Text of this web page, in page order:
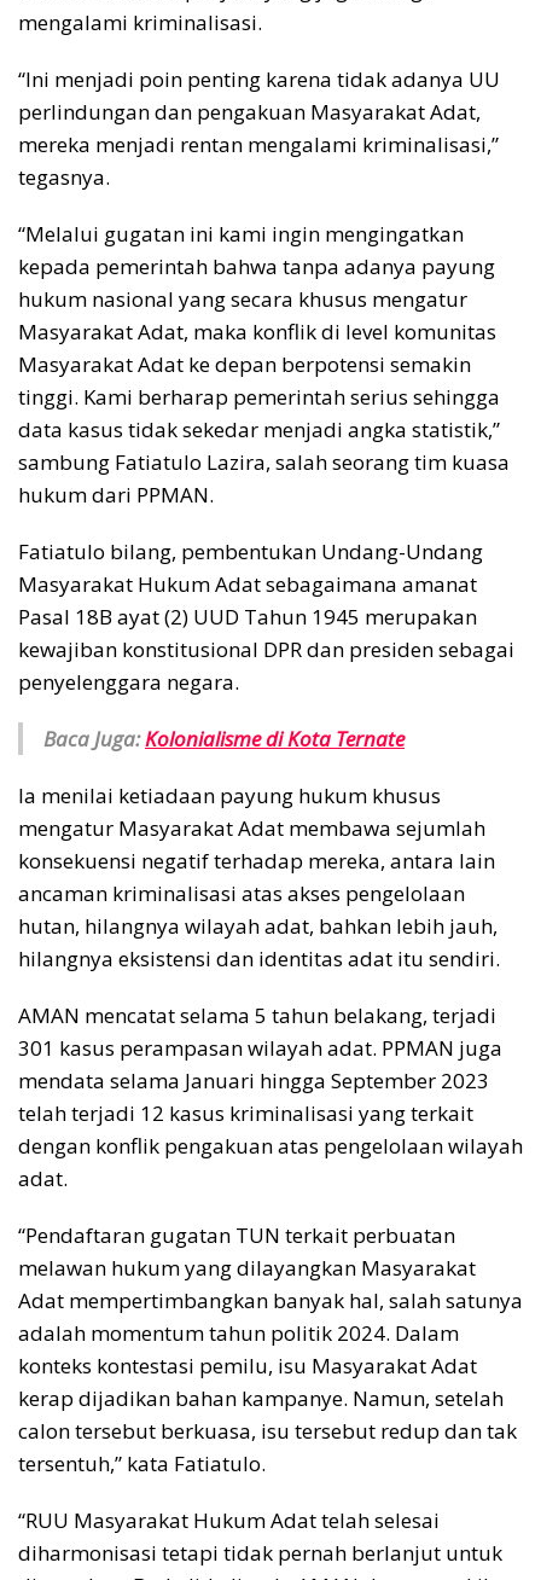
mengalami kriminalisasi.
“Ini menjadi poin penting karena tidak adanya UU
perlindungan dan pengakuan Masyarakat Adat,
mereka menjadi rentan mengalami kriminalisasi,”
tegasnya.
“Melalui gugatan ini kami ingin mengingatkan
kepada pemerintah bahwa tanpa adanya payung
hukum nasional yang secara khusus mengatur
Masyarakat Adat, maka konflik di level komunitas
Masyarakat Adat ke depan berpotensi semakin
tinggi. Kami berharap pemerintah serius sehingga
data kasus tidak sekedar menjadi angka statistik,”
sambung Fatiatulo Lazira, salah seorang tim kuasa
hukum dari PPMAN.
Fatiatulo bilang, pembentukan Undang-Undang
Masyarakat Hukum Adat sebagaimana amanat
Pasal 18B ayat (2) UUD Tahun 1945 merupakan
kewajiban konstitusional DPR dan presiden sebagai
penyelenggara negara.
Baca Juga:Kolonialisme di Kota Ternate
Ia menilai ketiadaan payung hukum khusus
mengatur Masyarakat Adat membawa sejumlah
konsekuensi negatif terhadap mereka, antara lain
ancaman kriminalisasi atas akses pengelolaan
hutan, hilangnya wilayah adat, bahkan lebih jauh,
hilangnya eksistensi dan identitas adat itu sendiri.
AMAN mencatat selama 5 tahun belakang, terjadi
301 kasus perampasan wilayah adat. PPMAN juga
mendata selama Januari hingga September 2023
telah terjadi 12 kasus kriminalisasi yang terkait
dengan konflik pengakuan atas pengelolaan wilayah
adat.
“Pendaftaran gugatan TUN terkait perbuatan
melawan hukum yang dilayangkan Masyarakat
Adat mempertimbangkan banyak hal, salah satunya
adalah momentum tahun politik 2024. Dalam
konteks kontestasi pemilu, isu Masyarakat Adat
kerap dijadikan bahan kampanye. Namun, setelah
calon tersebut berkuasa, isu tersebut redup dan tak
tersentuh,” kata Fatiatulo.
“RUU Masyarakat Hukum Adat telah selesai
diharmonisasi tetapi tidak pernah berlanjut untuk